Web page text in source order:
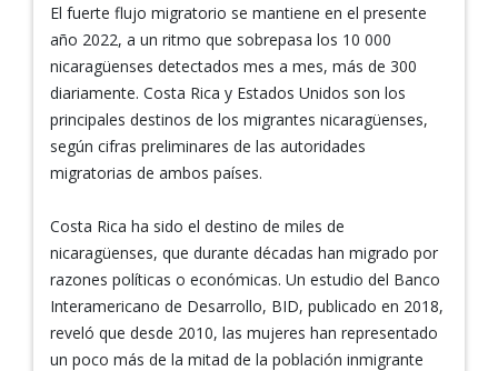
El fuerte flujo migratorio se mantiene en el presente
año 2022, a un ritmo que sobrepasa los 10 000
nicaragüenses detectados mes a mes, más de 300
diariamente. Costa Rica y Estados Unidos son los
principales destinos de los migrantes nicaragüenses,
según cifras preliminares de las autoridades
migratorias de ambos países.
Costa Rica ha sido el destino de miles de
nicaragüenses, que durante décadas han migrado por
razones políticas o económicas. Un estudio del Banco
Interamericano de Desarrollo, BID, publicado en 2018,
reveló que desde 2010, las mujeres han representado
un poco más de la mitad de la población inmigrante